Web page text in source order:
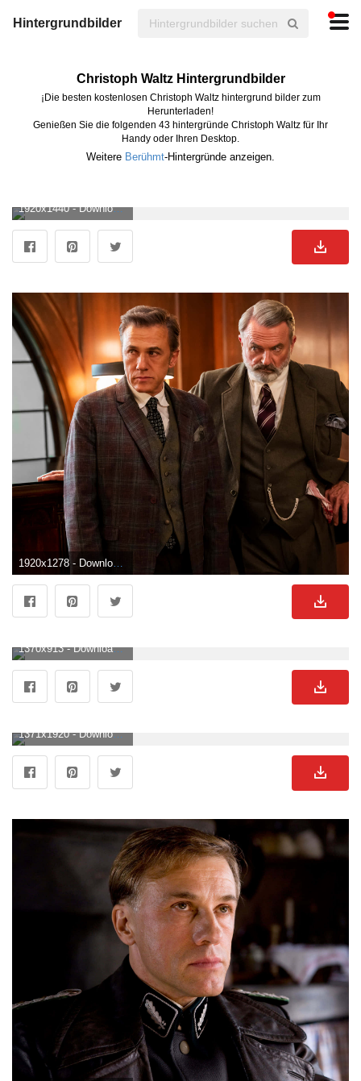
Hintergrundbilder
Christoph Waltz Hintergrundbilder
¡Die besten kostenlosen Christoph Waltz hintergrund bilder zum
Herunterladen!
Genießen Sie die folgenden 43 hintergründe Christoph Waltz für Ihr
Handy oder Ihren Desktop.
Weitere Berühmt-Hintergründe anzeigen.
1920x1440 - Download Christoph Waltz [wallpaper] Wallpaper. Christoph Waltz Hintergrundbild.
1920x1278 - Download Christoph Waltz [wallpaper] Wallpaper. Christoph Waltz Bild.
1370x913 - Download Christoph Waltz [wallpaper] Wallpaper. Christoph Waltz Hintergrund für Desktop.
1371x1920 - Download Christoph Waltz [wallpaper] Wallpaper. Christoph Waltz Bild.